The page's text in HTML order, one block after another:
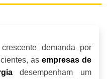
demanda por
as empresas de
desempenham um